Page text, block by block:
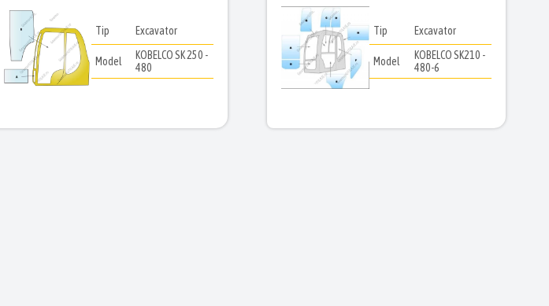
Tip Excavator
Model
KOBELCO SK 250 -
480
Tip Excavator
Model
KOBELCO SK210 -
480-6